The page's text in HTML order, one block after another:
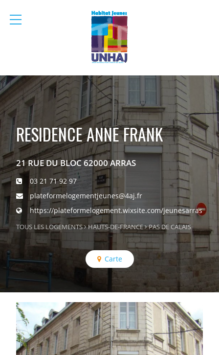
menu
RESIDENCE ANNE FRANK
21 RUE DU BLOC 62000 ARRAS
03 21 71 92 97
plateformelogementjeunes@4aj.fr
https://plateformelogement.wixsite.com/jeunesarras
TOUS LES LOGEMENTS HAUTS-DE-FRANCE PAS DE CALAIS
Carte